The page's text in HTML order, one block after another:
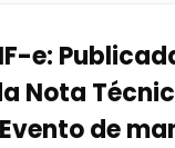
e:
Nota
de